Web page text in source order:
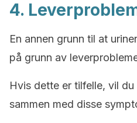
4.
En annen grunn til at
på grunn av
Hvis dette er tilfelle, vil
sammen med disse